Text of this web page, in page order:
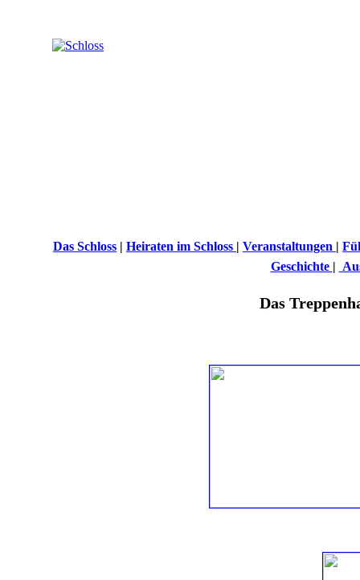
Das Schloss | Heiraten im Schloss | Veranstaltungen |
Geschichte |
Das